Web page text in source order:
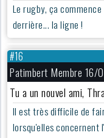
Le rugby, ça
derrière... la ligne !
#16
Patimbert Membre
Tu a un nouvel ami,
Il est très difficile de
lorsqu'elles concernent